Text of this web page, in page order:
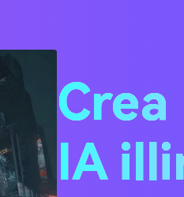
privacy
web di connessione
IA